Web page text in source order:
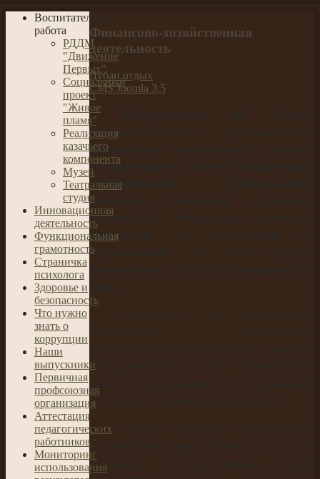
Финансово-хозяйственная
деятельность
Дубаи отдых
CMS Joomla 3.5
образовательной деятельности,
финансовое обеспечение которой
осуществляется за счёт бюджетных
ассигнований федерального
бюджета, бюджетов субъектов
Российской Федерации, местных
бюджетов, по договорам об
образовании за счёт средств
государственных услуг (выполнение
из бюджета Краснодарского края.
на основании нормативных затрат на
оказание государственных услуг,
Воспитательная
работа
РДДМ
"Движение
Первых"
Социальный
проект
"Живое
пламя"
Реализация
казачьего
компонента
Музей
Театральная
студия
Инновационная
деятельность
Функциональная
грамотность
Страничка
психолога
Здоровье и
безопасность
Что нужно
знать о
коррупции
Наши
выпускники
Первичная
профсоюзная
организация
Аттестация
педагогических
работников
Мониторинг
использования